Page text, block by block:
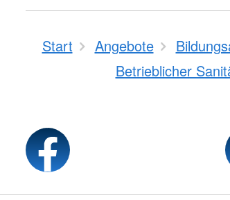
Start Angebote
Betrieblicher